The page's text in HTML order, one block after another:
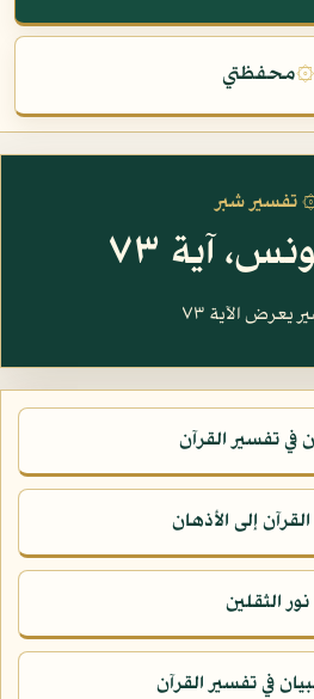
۞محفظتي
تفسير شبر
آية ٧٣
يعرض الآية ٧٣
في تفسير القرآن
إلى الأذهان
نور الثقلين
في تفسير القرآن